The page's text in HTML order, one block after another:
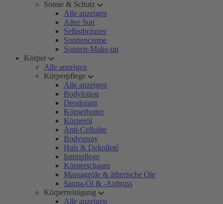
Sonne & Schutz
Alle anzeigen
After Sun
Selbstbräuner
Sonnencreme
Sonnen-Make-up
Körper
Alle anzeigen
Körperpflege
Alle anzeigen
Bodylotion
Deodorant
Körperbutter
Körperöl
Anti-Cellulite
Bodyspray
Hals & Dekolleté
Intimpflege
Körperschaum
Massageöle & ätherische Öle
Sauna-Öl & -Aufguss
Körperreinigung
Alle anzeigen